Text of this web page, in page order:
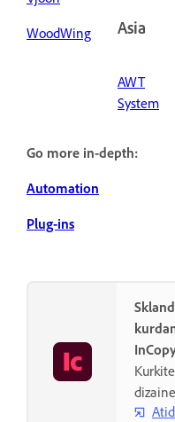
WoodWing Asia
AWT
System
Go more in-depth:
Automation
Plug-ins